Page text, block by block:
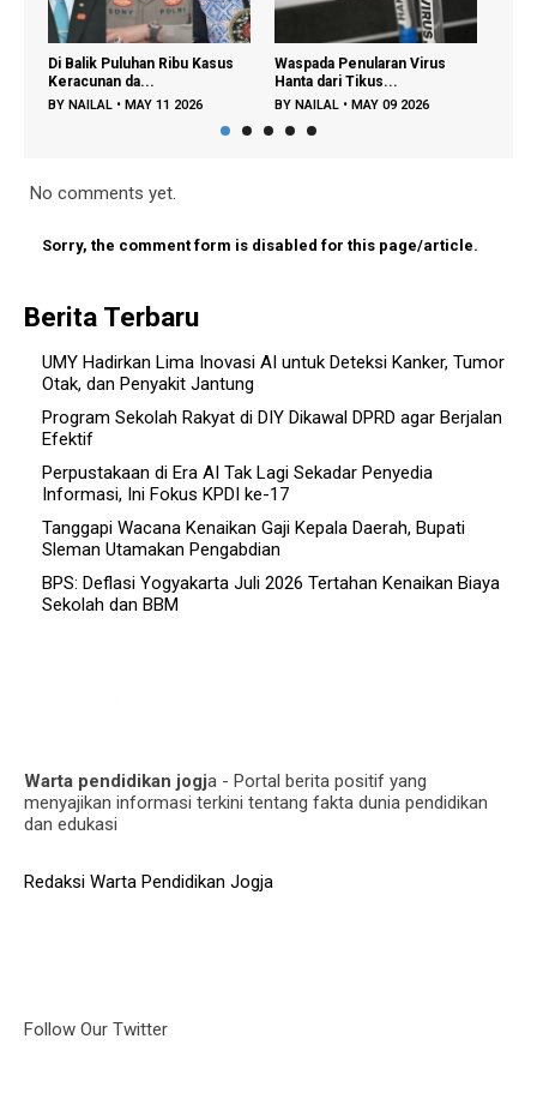
Puluhan Ribu Kasus
da...
•MAY 11 2026
Waspada Penularan Virus
Hanta dari Tikus...
•MAY 09 2026
Regenerasi
No comments yet.
Sorry, the comment form is disabled for this page/article.
Berita Terbaru
UMY Hadirkan Lima Inovasi AI untuk Deteksi Kanker, Tumor
Otak, dan Penyakit Jantung
Program Sekolah Rakyat di DIY Dikawal DPRD agar Berjalan
Efektif
Perpustakaan di Era AI Tak Lagi Sekadar Penyedia
Informasi, Ini Fokus KPDI ke-17
Tanggapi Wacana Kenaikan Gaji Kepala Daerah, Bupati
Sleman Utamakan Pengabdian
BPS: Deflasi Yogyakarta Juli 2026 Tertahan Kenaikan Biaya
Sekolah dan BBM
Warta pendidikan jogja - Portal berita positif yang
menyajikan informasi terkini tentang fakta dunia pendidikan
dan edukasi
Redaksi Warta Pendidikan Jogja
Follow Our Twitter